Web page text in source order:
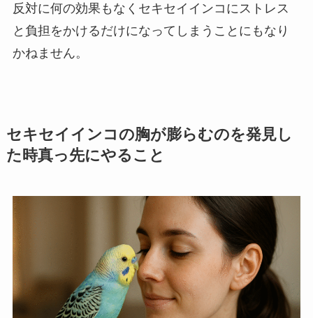
反対に何の効果もなくセキセイインコにストレス
と負担をかけるだけになってしまうことにもなり
かねません。
セキセイインコの胸が膨らむのを発見し
た時真っ先にやること